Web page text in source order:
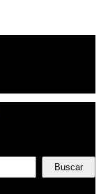
Buscar